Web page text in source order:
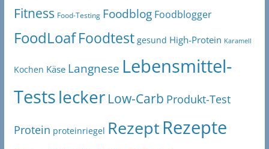
Fitness Food-Testing Foodblog Foodblogger
FoodLoaf Foodtest gesund High-Protein Karamell
Kochen Käse Langnese Lebensmittel-
Testslecker Low-Carb Produkt-Test
Protein proteinriegel RezeptRezepte